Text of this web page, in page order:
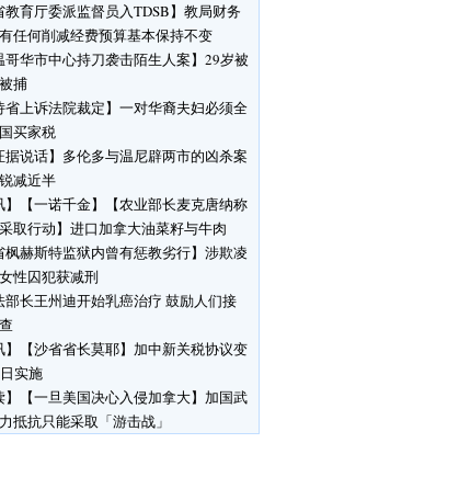
教育厅委派监督员入TDSB】教局财务
任何削减经费预算基本保持不变
哥华市中心持刀袭击陌生人案】29岁被
捕
省上诉法院裁定】一对华裔夫妇必须全
买家税
据说话】多伦多与温尼辟两市的凶杀案
减近半
】【一诺千金】【农业部长麦克唐纳称
取行动】进口加拿大油菜籽与牛肉
枫赫斯特监狱内曾有惩教劣行】涉欺凌
性囚犯获减刑
部长王州迪开始乳癌治疗 鼓励人们接
】【沙省省长莫耶】加中新关税协议变
实施
】【一旦美国决心入侵加拿大】加国武
抵抗只能采取「游击战」